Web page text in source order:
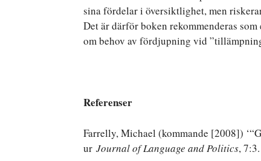
sina fördelar i översiktlighet, men
Det är därför boken rekommenderas
om behov av fördjupning vid
Referenser
Farrelly, Michael (kommande [2008])
ur Journal of Language and Politics, 7:3.